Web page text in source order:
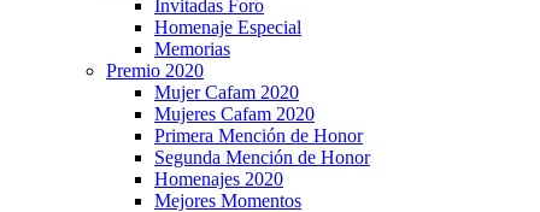
Invitadas Foro
Homenaje Especial
Memorias
Premio 2020
Mujer Cafam 2020
Mujeres Cafam 2020
Primera Mención de Honor
Segunda Mención de Honor
Homenajes 2020
Mejores Momentos